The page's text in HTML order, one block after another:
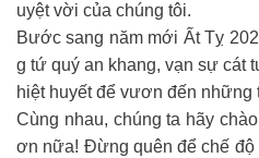
uyệt vời của chúng tôi.
Bước sang năm mới Ất Tỵ
g tứ quý an khang, vạn sự cát
hiệt huyết để vươn đến những
Cùng nhau, chúng ta hãy
ơn nữa! Đừng quên để chế độ